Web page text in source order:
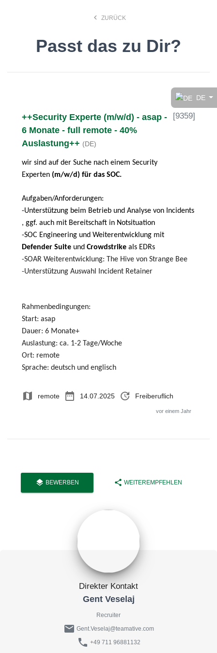
DE
Finde den Job, der Dir
search
Ort
keyboard_arrow_left ZURÜCK
Passt das zu Dir?
++Security Experte (m/w/d) - asap -
6 Monate - full remote - 40%
Auslastung++ (DE)
[9359]
wir sind auf der Suche nach einem Security
Experten (m/w/d) für das SOC.
Aufgaben/Anforderungen:
-Unterstützung beim Betrieb und Analyse von Incidents
, ggf. auch mit Bereitschaft in Notsituation
-SOC Engineering und Weiterentwicklung mit
Defender Suite und Crowdstrike als EDRs
-SOAR Weiterentwicklung: The Hive von Strange Bee
-Unterstützung Auswahl Incident Retainer
Rahmenbedingungen:
Start: asap
Dauer: 6 Monate+
Auslastung: ca. 1-2 Tage/Woche
Ort: remote
Sprache: deutsch und englisch
map remote date_range 14.07.2025 update Freiberuflich
vor einem Jahr
layers BEWERBEN share WEITEREMPFEHLEN
Direkter Kontakt
Gent Veselaj
Recruiter
mail Gent.Veselaj@teamative.com
phone +49 711 96881132